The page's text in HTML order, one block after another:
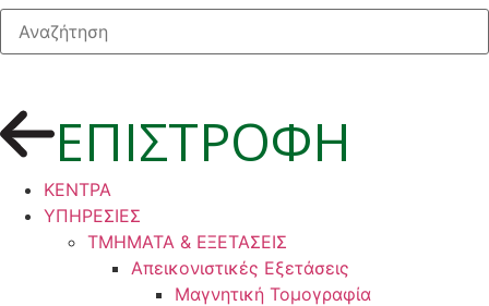
ΕΠΙΣΤΡΟΦΗ
ΚΕΝΤΡΑ
ΥΠΗΡΕΣΙΕΣ
ΤΜΗΜΑΤΑ & ΕΞΕΤΑΣΕΙΣ
Απεικονιστικές Εξετάσεις
Μαγνητική Τομογραφία